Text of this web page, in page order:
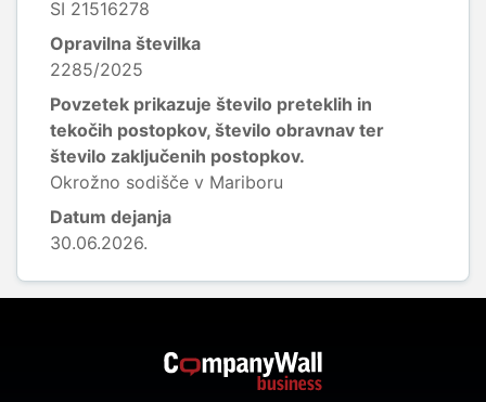
SI 21516278
Opravilna številka
2285/2025
Povzetek prikazuje število preteklih in
tekočih postopkov, število obravnav ter
število zaključenih postopkov.
Okrožno sodišče v Mariboru
Datum dejanja
30.06.2026.